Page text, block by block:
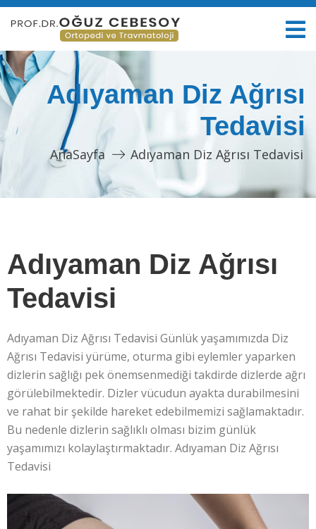
Adıyaman Diz Ağrısı
Tedavisi
AnaSayfa Adıyaman Diz Ağrısı Tedavisi
Adıyaman Diz Ağrısı
Tedavisi
Adıyaman Diz Ağrısı Tedavisi Günlük yaşamımızda Diz
Ağrısı Tedavisi yürüme, oturma gibi eylemler yaparken
dizlerin sağlığı pek önemsenmediği takdirde dizlerde ağrı
görülebilmektedir. Dizler vücudun ayakta durabilmesini
ve rahat bir şekilde hareket edebilmemizi sağlamaktadır.
Bu nedenle dizlerin sağlıklı olması bizim günlük
yaşamımızı kolaylaştırmaktadır. Adıyaman Diz Ağrısı
Tedavisi